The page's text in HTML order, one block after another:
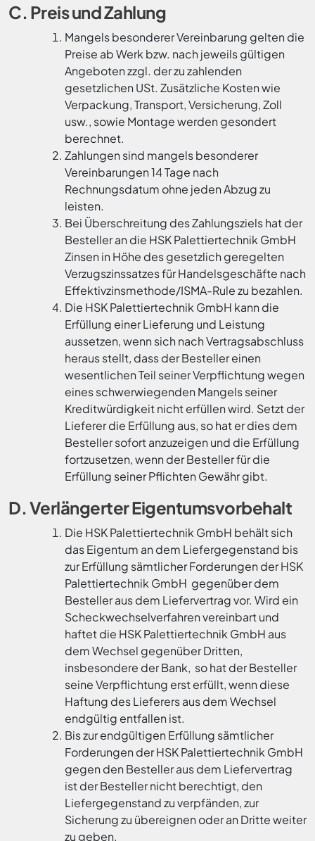
C. Preis und Zahlung
Mangels besonderer Vereinbarung gelten die
Preise ab Werk bzw. nach jeweils gültigen
Angeboten zzgl. der zu zahlenden
gesetzlichen USt. Zusätzliche Kosten wie
Verpackung, Transport, Versicherung, Zoll
usw., sowie Montage werden gesondert
berechnet.
Zahlungen sind mangels besonderer
Vereinbarungen 14 Tage nach
Rechnungsdatum ohne jeden Abzug zu
leisten.
Bei Überschreitung des Zahlungsziels hat der
Besteller an die HSK Palettiertechnik GmbH
Zinsen in Höhe des gesetzlich geregelten
Verzugszinssatzes für Handelsgeschäfte nach
Effektivzinsmethode/ISMA-Rule zu bezahlen.
Die HSK Palettiertechnik GmbH kann die
Erfüllung einer Lieferung und Leistung
aussetzen, wenn sich nach Vertragsabschluss
heraus stellt, dass der Besteller einen
wesentlichen Teil seiner Verpflichtung wegen
eines schwerwiegenden Mangels seiner
Kreditwürdigkeit nicht erfüllen wird. Setzt der
Lieferer die Erfüllung aus, so hat er dies dem
Besteller sofort anzuzeigen und die Erfüllung
fortzusetzen, wenn der Besteller für die
Erfüllung seiner Pflichten Gewähr gibt.
D. Verlängerter Eigentumsvorbehalt
Die HSK Palettiertechnik GmbH behält sich
das Eigentum an dem Liefergegenstand bis
zur Erfüllung sämtlicher Forderungen der HSK
Palettiertechnik GmbH gegenüber dem
Besteller aus dem Liefervertrag vor. Wird ein
Scheckwechselverfahren vereinbart und
haftet die HSK Palettiertechnik GmbH aus
dem Wechsel gegenüber Dritten,
insbesondere der Bank, so hat der Besteller
seine Verpflichtung erst erfüllt, wenn diese
Haftung des Lieferers aus dem Wechsel
endgültig entfallen ist.
Bis zur endgültigen Erfüllung sämtlicher
Forderungen der HSK Palettiertechnik GmbH
gegen den Besteller aus dem Liefervertrag
ist der Besteller nicht berechtigt, den
Liefergegenstand zu verpfänden, zur
Sicherung zu übereignen oder an Dritte weiter
zu geben.